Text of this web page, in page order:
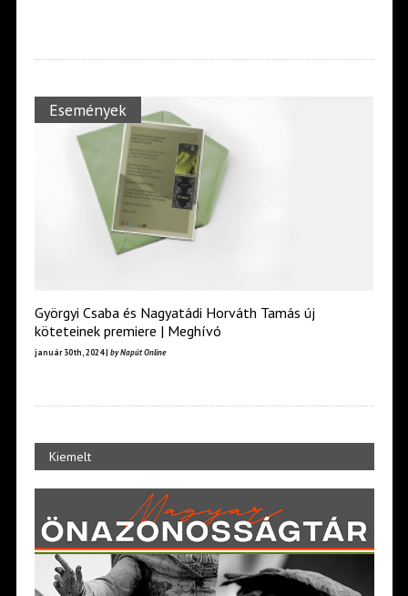
Események
Györgyi Csaba és Nagyatádi Horváth Tamás új
köteteinek premiere | Meghívó
január 30th, 2024 | by Napút Online
Kiemelt